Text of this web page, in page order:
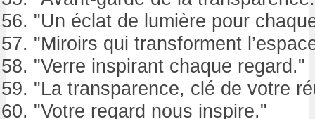
"Un éclat de lumière pour
"Miroirs qui transforment
"Verre inspirant chaque regard."
"La transparence, clé de votre
"Votre regard nous inspire."